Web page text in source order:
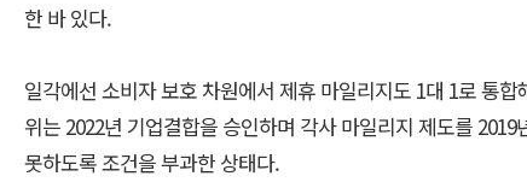
한 바 있다.
일각에선 소비자 보호 차원에서 제휴 마일리지도 1대 1로 통
위는 2022년 기업결합을 승인하며 각사 마일리지 제도를
못하도록 조건을 부과한 상태다.